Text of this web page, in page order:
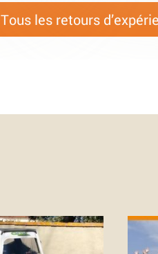
Tous les retours